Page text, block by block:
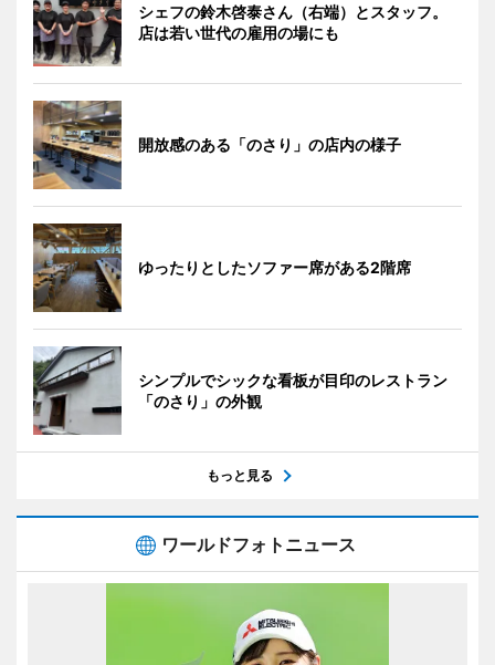
シェフの鈴木啓泰さん（右端）とスタッフ。
店は若い世代の雇用の場にも
開放感のある「のさり」の店内の様子
ゆったりとしたソファー席がある2階席
シンプルでシックな看板が目印のレストラン
「のさり」の外観
もっと見る
ワールドフォトニュース